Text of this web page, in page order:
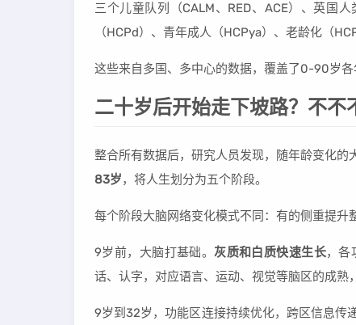
三个儿童队列（CALM、RED、ACE）、英国
（HCPd）、青年成人（HCPya）、老龄化（
这些来自多国、多中心的数据，覆盖了0-90岁
二十岁后开始走下坡路？不不
整合所有数据后，研究人员发现，随年龄变化的
83岁，将人生划分为五个阶段。
每个阶段大脑网络变化模式不同：有的侧重提升
9岁前，大脑打基础。灰质和白质快速生长，各
话、认字，对应语言、运动、视觉等脑区的成熟
9岁到32岁，功能区连接持续优化，跨区信息传